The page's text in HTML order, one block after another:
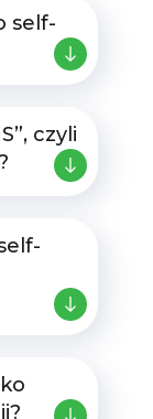
self-
czyli